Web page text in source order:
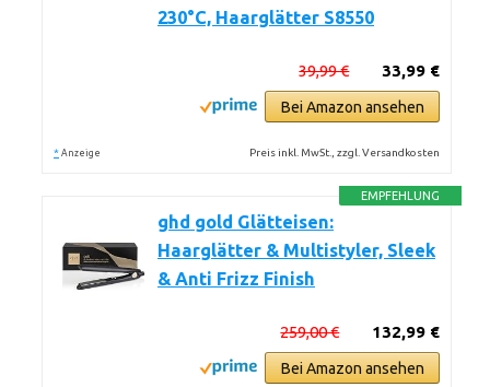
230°C, Haarglätter S8550
33,99 €
39,99 €
Bei Amazon ansehen
* Anzeige Preis inkl. MwSt., zzgl. Versandkosten
EMPFEHLUNG
ghd gold Glätteisen:
Haarglätter & Multistyler, Sleek
& Anti Frizz Finish
132,99 €
259,00 €
Bei Amazon ansehen